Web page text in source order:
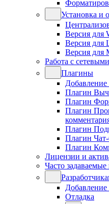
Установка и
Версия для
Версия для
Версия для
Работа с
Плагины
Добавление
Плагин
Плагин
Плагин
Плагин
Плагин
Плагин
Лицензии и
Часто
Отладка